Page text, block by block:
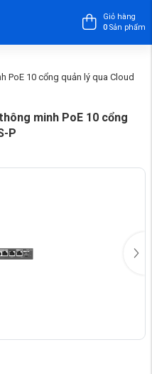
Giỏ hàng
0 Sản phẩm
PoE 10 cổng quản lý qua Cloud
minh PoE 10 cổng
P